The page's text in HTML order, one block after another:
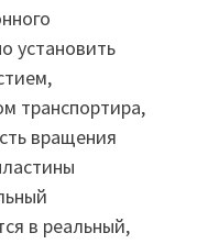
установить
транспортира,
вращения
в реальный,